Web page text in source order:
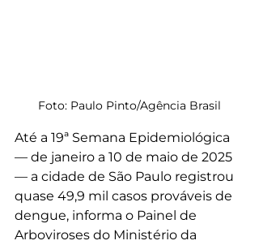
Foto: Paulo Pinto/Agência Brasil
Até a 19ª Semana Epidemiológica
— de janeiro a 10 de maio de 2025
— a cidade de São Paulo registrou
quase 49,9 mil casos prováveis de
dengue, informa o Painel de
Arboviroses do Ministério da